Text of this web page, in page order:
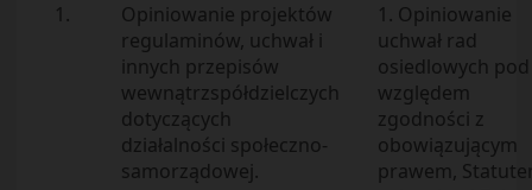
1.
Opiniowanie projektów
regulaminów, uchwał i
innych przepisów
wewnątrzspółdzielczych
dotyczących
działalności społeczno-
samorządowej.
1. Opiniowanie
uchwał rad
osiedlowych pod
względem
zgodności z
obowiązującym
prawem,